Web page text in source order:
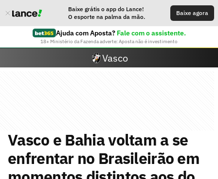
Baixe grátis o app do Lance!
O esporte na palma da mão.
Baixe agora
Ajuda com Aposta? Fale com o assistente.
18+ Ministério da Fazenda adverte: Aposta não é investimento
Vasco
Vasco e Bahia voltam a se
enfrentar no Brasileirão em